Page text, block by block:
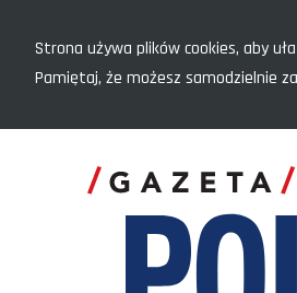
Strona używa plików cookies, aby
Pamiętaj, że możesz samodzielnie